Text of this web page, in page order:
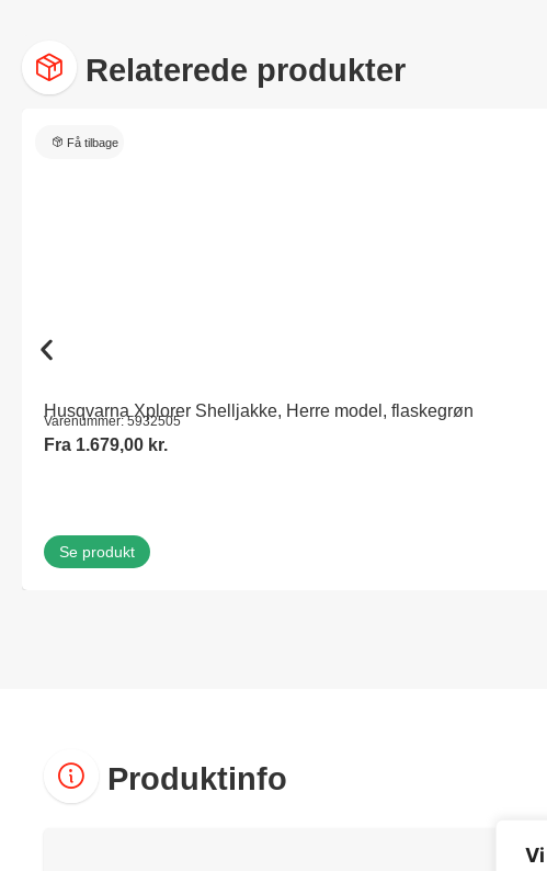
Relaterede produkter
Få tilbage
Husqvarna Xplorer Shelljakke, Herre model, flaskegrøn
Varenummer: 5932505
Fra 1.679,00 kr.
Se produkt
Produktinfo